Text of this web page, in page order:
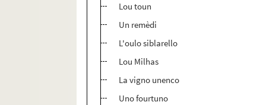
Lou toun
Un remèdi
L'oulo siblarello
Lou Milhas
La vigno unenco
Uno fourtuno